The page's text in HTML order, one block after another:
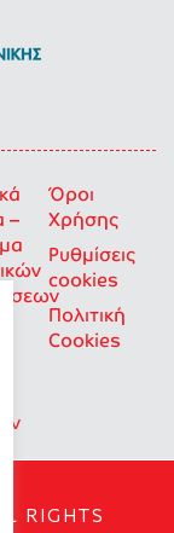
–
Όροι
Χρήσης
Ρυθμίσεις
cookies
Πολιτική
Cookies
RIGHTS